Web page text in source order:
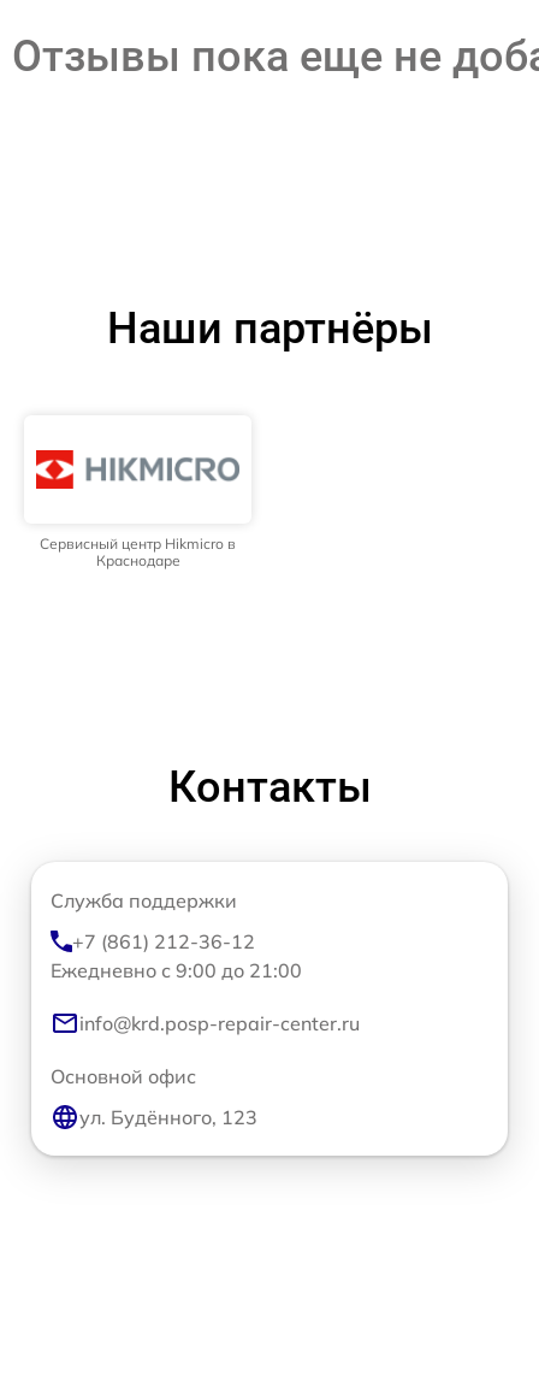
Отзывы пока еще не
Наши партнёры
Сервисный центр Hikmicro в
Краснодаре
Контакты
Служба поддержки
+7 (861) 212-36-12
Ежедневно с 9:00 до 21:00
info@krd.posp-repair-center.ru
Основной офис
ул. Будённого, 123